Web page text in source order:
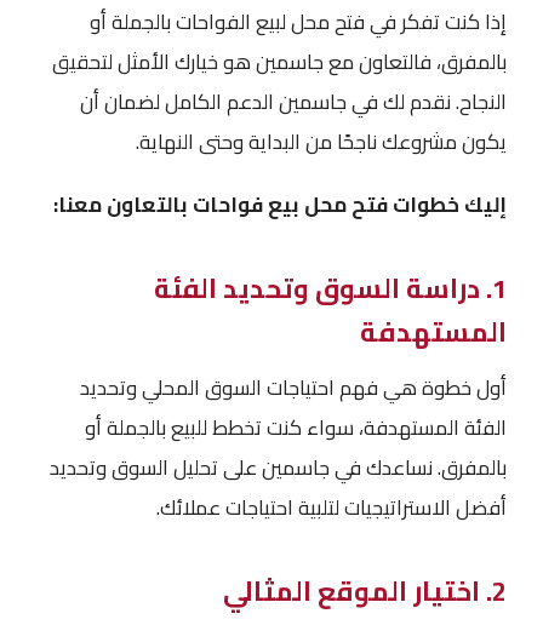
إذا كنت تفكر في فتح محل لبيع الفواحات بالجملة أو
بالمفرق، فالتعاون مع جاسمين هو خيارك الأمثل لتحقيق
النجاح. نقدم لك في جاسمين الدعم الكامل لضمان أن
يكون مشروعك ناجحًا من البداية وحتى النهاية.
إليك خطوات فتح محل بيع فواحات بالتعاون معنا:
1. دراسة السوق وتحديد الفئة
المستهدفة
أول خطوة هي فهم احتياجات السوق المحلي وتحديد
الفئة المستهدفة، سواء كنت تخطط للبيع بالجملة أو
بالمفرق. نساعدك في جاسمين على تحليل السوق وتحديد
أفضل الاستراتيجيات لتلبية احتياجات عملائك.
2. اختيار الموقع المثالي